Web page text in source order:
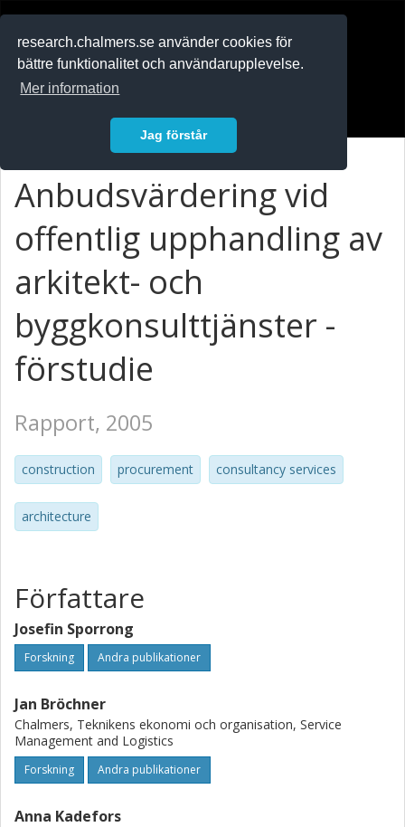
research.chalmers.se använder cookies för
bättre funktionalitet och användarupplevelse.
Mer information
Jag förstår
Anbudsvärdering vid
offentlig upphandling av
arkitekt- och
byggkonsulttjänster -
förstudie
Rapport, 2005
construction procurement consultancy services
architecture
Författare
Josefin Sporrong
Forskning Andra publikationer
Jan Bröchner
Chalmers, Teknikens ekonomi och organisation, Service
Management and Logistics
Forskning Andra publikationer
Anna Kadefors